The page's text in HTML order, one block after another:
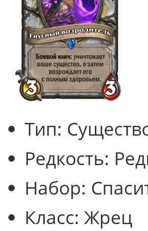
Тип:
Редкость:
Набор:
Класс: Жрец